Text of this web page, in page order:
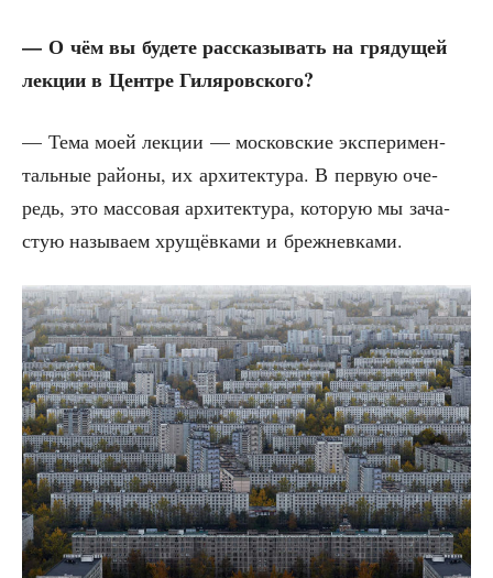
— О чём вы буде­те рас­ска­зы­вать на гря­ду­щей
лек­ции в Цен­тре Гиляровского?
— Тема моей лек­ции — мос­ков­ские экс­пе­ри­мен­
таль­ные рай­о­ны, их архи­тек­ту­ра. В первую оче­
редь, это мас­со­вая архи­тек­ту­ра, кото­рую мы зача­
стую назы­ва­ем хру­щёв­ка­ми и брежневками.